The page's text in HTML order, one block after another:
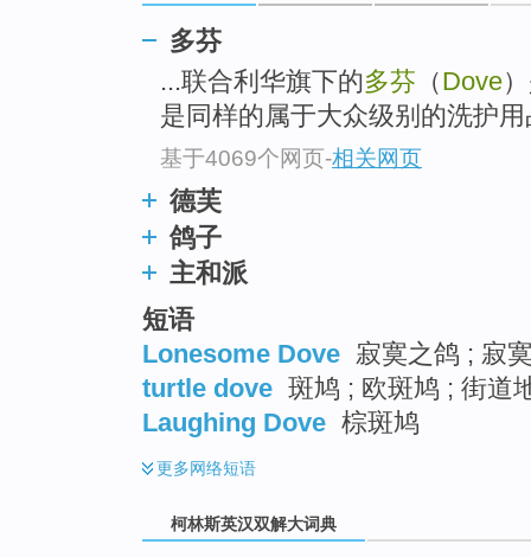
多芬
...联合利华旗下的多芬 （Dove
是同样的属于大众级别的洗护
基于4069个网页-相关网页
德芙
鸽子
主和派
短语
Lonesome Dove 寂寞之鸽 ; 寂
turtle dove 斑鸠 ; 欧斑鸠 ; 街道
Laughing Dove 棕斑鸠
更多网络短语
柯林斯英汉双解大词典